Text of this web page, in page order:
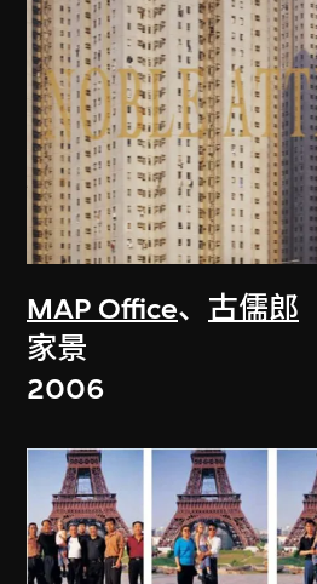
MAP Office、 古儒郎
家景
2006